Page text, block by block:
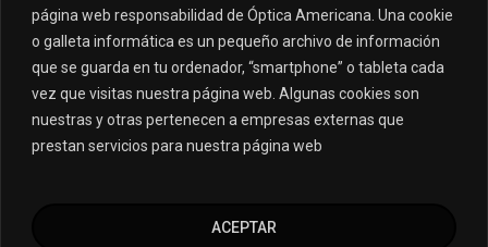
página web responsabilidad de Óptica Americana. Una cookie
o galleta informática es un pequeño archivo de información
que se guarda en tu ordenador, “smartphone” o tableta cada
vez que visitas nuestra página web. Algunas cookies son
nuestras y otras pertenecen a empresas externas que
prestan servicios para nuestra página web
ACEPTAR